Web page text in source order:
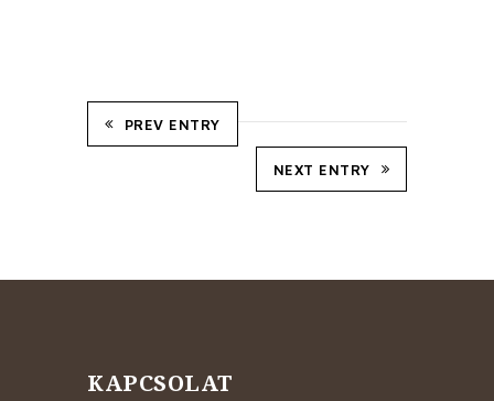
PREV ENTRY
NEXT ENTRY
KAPCSOLAT